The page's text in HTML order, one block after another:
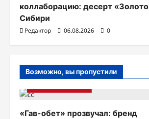
я
п
о
з
а
п
и
коллаборацию: десерт «Золото
Сибири
Редактор 06.08.2026 0
Возможно, вы пропустили
НОВОСТИ АНОНСЫ
«Гав-обет» прозвучал: бренд